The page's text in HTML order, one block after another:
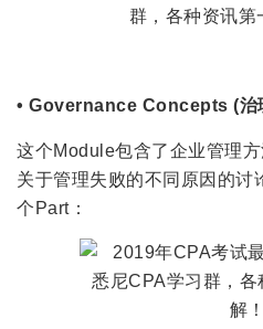
• Governance Concepts (治
这个Module包含了企业管理
关于管理失败的不同原因的讨
个Part：